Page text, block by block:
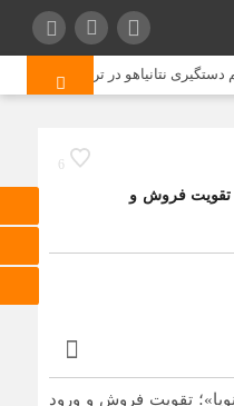
نتانیاهو در ترکیه خودداری
6
تقویت فروش و